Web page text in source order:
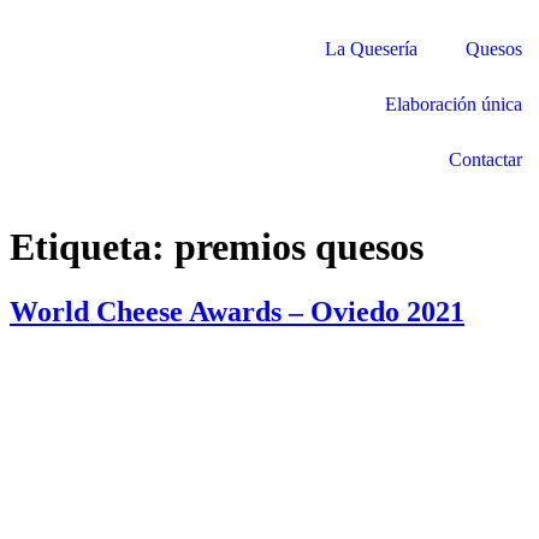
La Quesería Quesos
Elaboración única
Contactar
Etiqueta: premios quesos
World Cheese Awards – Oviedo 2021